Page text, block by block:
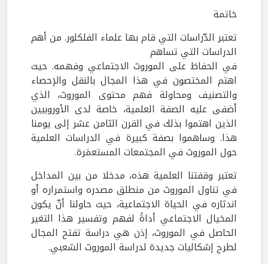
خاتمة
تعتبر الدّراسات التي قام بها علماء الفلكلور. من أهم
الدراسات التي تساهم
في الحفاظ على الموروث الاجتماعي وفهمه. حيث
اهتم المختصون في هذا المجال بالنقل والإحصاء
والتصنيف ومحاولة فهم محتوى الموروث، الذي
أضفى عليه الصفة العلمية، خاصة لدى الأوروبيين
الذين اهتموا بذلك في القرن الثامن عشر إلى يومنا
هذا. وساهموا بصفة كبيرة في الدراسات العلمية
حول الموروث في المجتمعات المستعمَرة.
تعتبر وقفتنا العلمية هذه، مدخلا من بين المداخل
في تناول الموروث من منطلق مصدره واستمراره أو
اندثاره في الحياة الاجتماعية، حيث حاولنا أنّ يكون
المخيال الاجتماعي أداةً لفهم وتفسير هذا التغير
الحاصل في الموروث، إذن هي دراسة تفتح المجال
لطرح إشكاليات جديدة لدراسة الموروث الشعبي.